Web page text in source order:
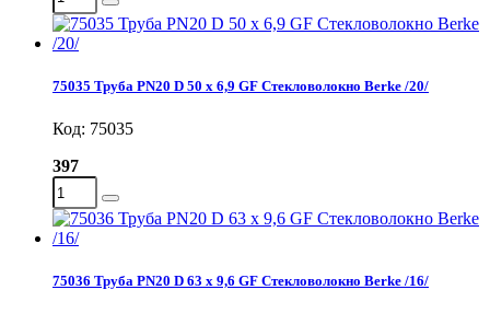
75035 Труба PN20 D 50 x 6,9 GF Стекловолокно Berke /20/
Код: 75035
397
75036 Труба PN20 D 63 x 9,6 GF Стекловолокно Berke /16/